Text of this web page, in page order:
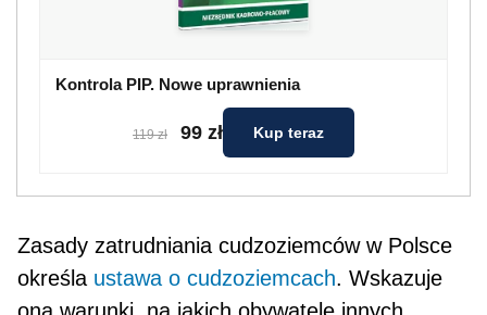
Kontrola PIP. Nowe uprawnienia
119 zł 99 zł Kup teraz
Zasady zatrudniania cudzoziemców w Polsce
okre­śla ustawa o cudzoziemcach. Wskazuje